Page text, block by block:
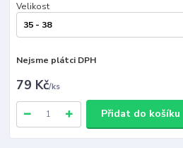
Velikost
Nejsme plátci DPH
79 Kč/ks
Přidat do košíku